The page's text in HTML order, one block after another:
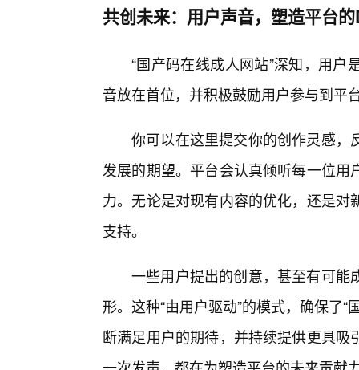
共创未来：用户声音，塑造平台
“国产码在线成人网站”深知，用
音放在首位，并积极鼓励用户参与到平
你可以在这里提交你的创作灵感，
发展的期望。平台会认真倾听每一位
力。无论是对现有内容的优化，还是
支持。
一些用户提出的创意，甚至有可能
形。这种“由用户驱动”的模式，确保了
断满足用户的期待，并持续提供更具